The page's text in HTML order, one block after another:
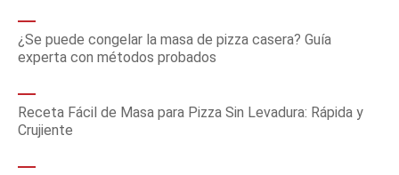
¿Se puede congelar la masa de pizza casera? Guía
experta con métodos probados
Receta Fácil de Masa para Pizza Sin Levadura: Rápida y
Crujiente